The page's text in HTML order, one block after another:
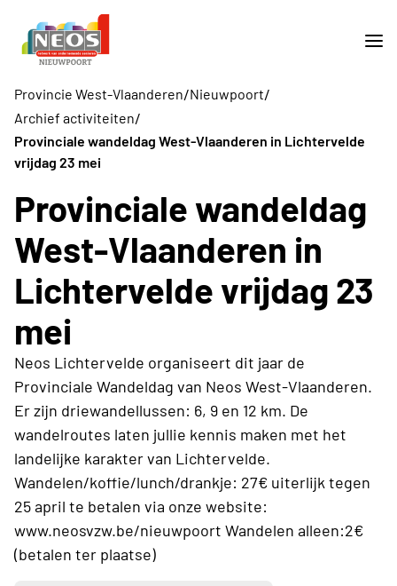
Provincie West-Vlaanderen/Nieuwpoort/
Archief activiteiten/
Provinciale wandeldag West-Vlaanderen in Lichtervelde
vrijdag 23 mei
Provinciale wandeldag
West-Vlaanderen in
Lichtervelde vrijdag 23
mei
Neos Lichtervelde organiseert dit jaar de
Provinciale Wandeldag van Neos West-Vlaanderen.
Er zijn driewandellussen: 6, 9 en 12 km. De
wandelroutes laten jullie kennis maken met het
landelijke karakter van Lichtervelde.
Wandelen/koffie/lunch/drankje: 27€ uiterlijk tegen
25 april te betalen via onze website:
www.neosvzw.be/nieuwpoort Wandelen alleen:2€
(betalen ter plaatse)